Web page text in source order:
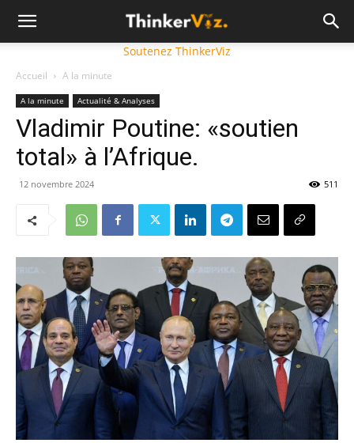
Soutenez ThinkerViz
Accueil A la minute
A la minute Actualité & Analyses
Vladimir Poutine: «soutien
total» à l’Afrique.
12 novembre 2024 511